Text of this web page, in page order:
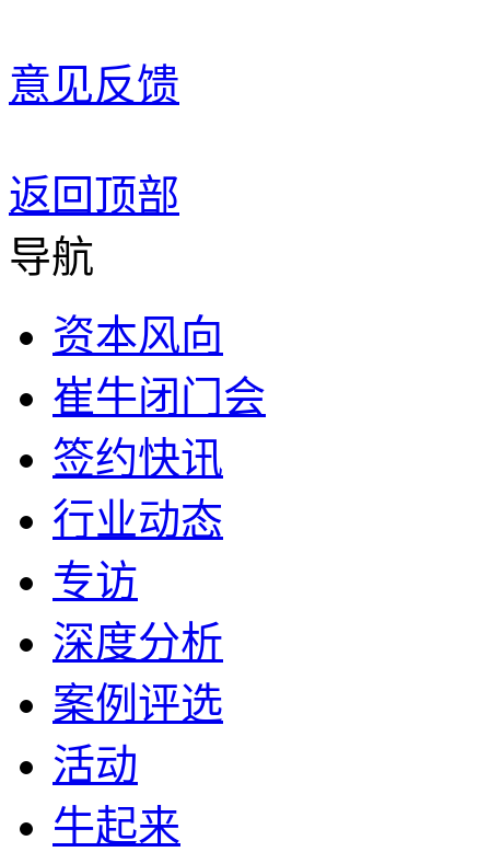
意见反馈
返回顶部
导航
资本风向
崔牛闭门会
签约快讯
行业动态
专访
深度分析
案例评选
活动
牛起来